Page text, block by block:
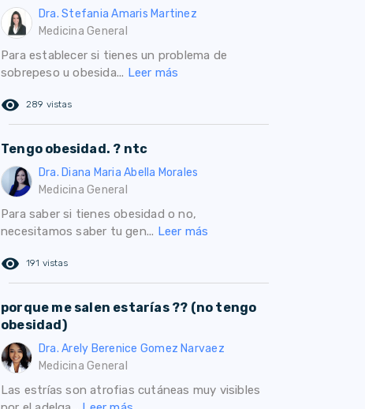
Dra. Stefania Amaris Martinez
Medicina General
Para establecer si tienes un problema de
sobrepeso u obesida... Leer más
remove_red_eye 289 vistas
Tengo obesidad. ? ntc
Dra. Diana Maria Abella Morales
Medicina General
Para saber si tienes obesidad o no,
necesitamos saber tu gen... Leer más
remove_red_eye 191 vistas
porque me salen estarías ?? (no tengo
obesidad)
Dra. Arely Berenice Gomez Narvaez
Medicina General
Las estrías son atrofias cutáneas muy visibles